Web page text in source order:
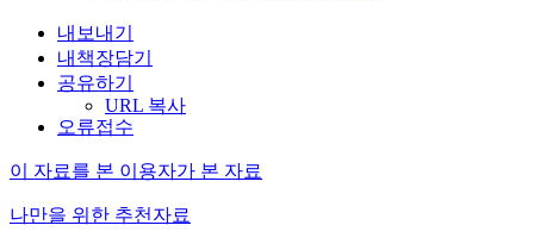
내보내기
내책장담기
공유하기
URL 복사
오류접수
이 자료를 본 이용자가 본 자료
나만을 위한 추천자료